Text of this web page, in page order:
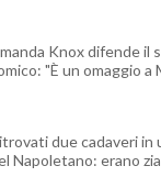
Knox difende il
"È un omaggio
due cadaveri in
Napoletano: erano